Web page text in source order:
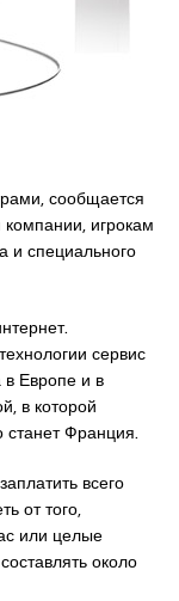
сообщается
игрокам
и специального
сервис
в Европе и в
в которой
станет Франция.
всего
от того,
или целые
около